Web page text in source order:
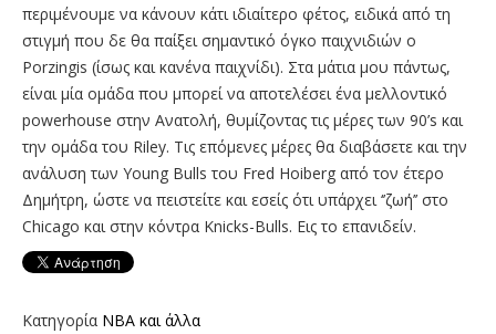
περιμένουμε να κάνουν κάτι ιδιαίτερο φέτος, ειδικά από τη
στιγμή που δε θα παίξει σημαντικό όγκο παιχνιδιών ο
Porzingis (ίσως και κανένα παιχνίδι). Στα μάτια μου πάντως,
είναι μία ομάδα που μπορεί να αποτελέσει ένα μελλοντικό
powerhouse στην Ανατολή, θυμίζοντας τις μέρες των 90’s και
την ομάδα του Riley. Τις επόμενες μέρες θα διαβάσετε και την
ανάλυση των Young Bulls του Fred Hoiberg από τον έτερο
Δημήτρη, ώστε να πειστείτε και εσείς ότι υπάρχει ‘’ζωή’’ στο
Chicago και στην κόντρα Knicks-Bulls. Εις το επανιδείν.
Κατηγορία NBA και άλλα